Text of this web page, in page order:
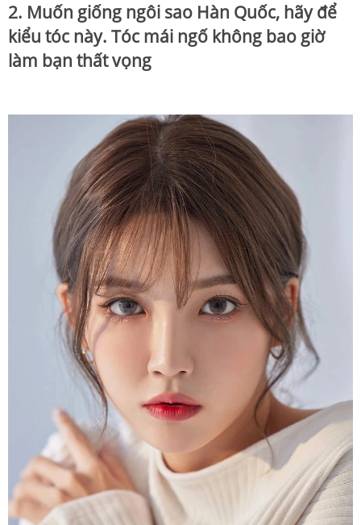
2. Muốn giống ngôi sao Hàn Quốc, hãy để
kiểu tóc này. Tóc mái ngố không bao giờ
làm bạn thất vọng